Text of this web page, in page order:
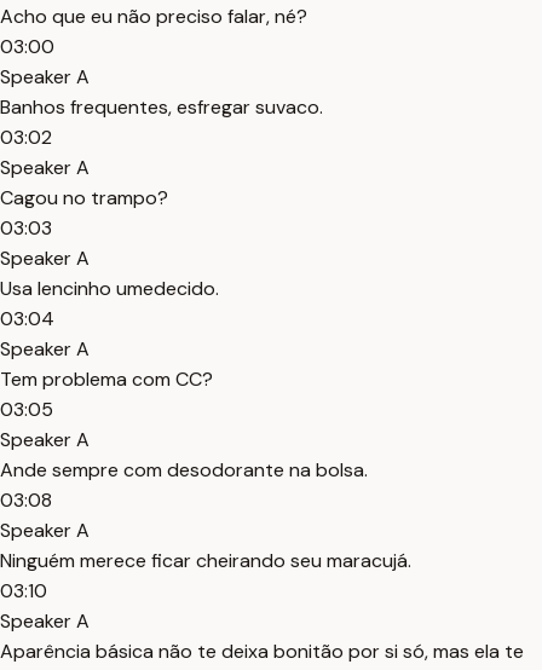
Acho que eu não preciso falar, né?
03:00
Speaker A
Banhos frequentes, esfregar suvaco.
03:02
Speaker A
Cagou no trampo?
03:03
Speaker A
Usa lencinho umedecido.
03:04
Speaker A
Tem problema com CC?
03:05
Speaker A
Ande sempre com desodorante na bolsa.
03:08
Speaker A
Ninguém merece ficar cheirando seu maracujá.
03:10
Speaker A
Aparência básica não te deixa bonitão por si só, mas ela te